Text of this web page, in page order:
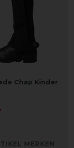
Chap Kinder
MERKEN